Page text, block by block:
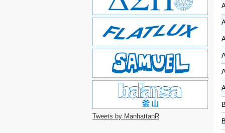
Tweets by ManhattanR